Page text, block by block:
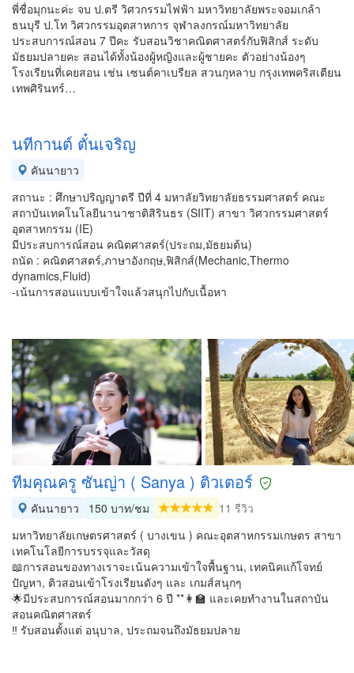
พี่ชื่อมุกนะค่ะ จบ ป.ตรี วิศวกรรมไฟฟ้า มหาวิทยาลัยพระจอมเกล้า
ธนบุรี ป.โท วิศวกรรมอุตสาหการ จุฬาลงกรณ์มหาวิทยาลัย
ประสบการณ์สอน 7 ปีคะ รับสอนวิชาคณิตศาสตร์กับฟิสิกส์ ระดับ
มัธยมปลายคะ สอนได้ทั้งน้องผู้หญิงและผู้ชายคะ ตัวอย่างน้องๆ
โรงเรียนที่เคยสอน เช่น เซนต์คาเบรียล สวนกุหลาบ กรุงเทพคริสเตียน
เทพศิรินทร์…
นทีกานต์ ตั๋นเจริญ
คันนายาว
สถานะ : ศึกษาปริญญาตรี ปีที่ 4 มหาลัยวิทยาลัยธรรมศาสตร์ คณะ
สถาบันเทคโนโลยีนานาชาติสิรินธร (SIIT) สาขา วิศวกรรมศาสตร์
อุตสาหกรรม (IE)
มีประสบการณ์สอน คณิตศาสตร์(ประถม,มัธยมต้น)
ถนัด : คณิตศาสตร์,ภาษาอังกฤษ,ฟิสิกส์(Mechanic,Thermo
dynamics,Fluid)
-เน้นการสอนแบบเข้าใจแล้วสนุกไปกับเนื้อหา
ทีมคุณครู ซันญ่า ( Sanya ) ติวเตอร์
คันนายาว 150 บาท/ชม
11 รีวิว
มหาวิทยาลัยเกษตรศาสตร์ ( บางเขน ) คณะอุตสาหกรรมเกษตร สาขา
เทคโนโลยีการบรรจุและวัสดุ
📖การสอนของทางเราจะเน้นความเข้าใจพื้นฐาน, เทคนิคแก้โจทย์
ปัญหา, ติวสอนเข้าโรงเรียนดังๆ และ เกมส์สนุกๆ
🌟มีประสบการณ์สอนมากกว่า 6 ปี **👩‍🏫 และเคยทำงานในสถาบัน
สอนคณิตศาสตร์
‼️ รับสอนตั้งแต่ อนุบาล, ประถมจนถึงมัธยมปลาย